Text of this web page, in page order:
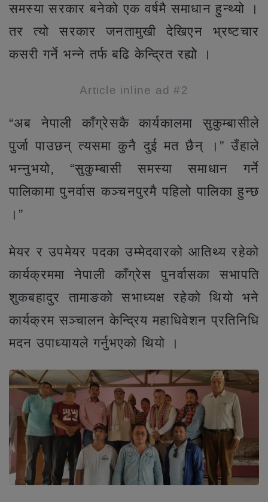
समस्या सरकार बनेको एक वर्षमै समाधान हुन्थ्यो ।
तर त्यो सरकार जनतामुखी देखिएन भ्रष्टचार
कसरी गर्ने भन्ने तर्फ बढि केन्द्रित रह्योे ।
Article inline ad #2
“अब नेपाली काँग्रेसकै कार्यकालमा सुकुम्बासीले
पुर्जा पाउछन् त्यसमा कुनै दुई मत छैन् ।” उँहाले
भन्नुभयो, “सुकुम्बासी समस्या समाधान गर्ने
पालिकामा पुनर्वास कञ्चनपुरमै पहिलो पालिका हुन्छ
।”
मेयर र उपमेयर पदका उम्मेदवारको आतिथ्य रहेको
कार्यक्रममा नेपाली काँग्रेस पुनर्वासका सभापति
शुकबहादुर तामाङको सभाध्यक्ष रहेको थियो भने
कार्यक्रम सञ्चालन केन्द्रिय महाधिवेशन प्रतिनिधि
मदन उपाध्यायले गर्नुभएको थियो ।